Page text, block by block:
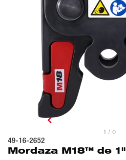
1 / 0
49-16-2652
Mordaza M18™ de 1"